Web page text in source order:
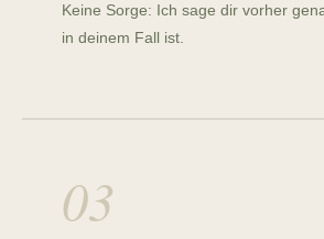
Keine Sorge: Ich sage dir vorher
in deinem Fall ist.
03